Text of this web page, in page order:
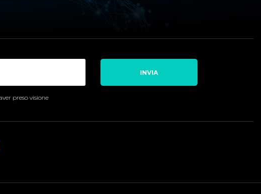
preso visione
INVIA